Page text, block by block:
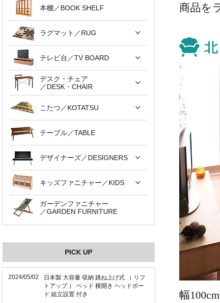
商品を
幅
本棚／BOOK SHELF
ラグマット／RUG
テレビ台／TV BOARD
デスク・チェア
／DESK・CHAIR
こたつ／KOTATSU
テーブル／TABLE
デザイナーズ／DESIGNERS
キッズファニチャー／KIDS
ガーデンファニチャー
／GARDEN FURNITURE
PICK UP
2024/05/02
日本製 大容量 収納 跳ね上げ式 （ リフ
トアップ ） ベッド 横開き ヘッドボー
ド 組立設置 付き